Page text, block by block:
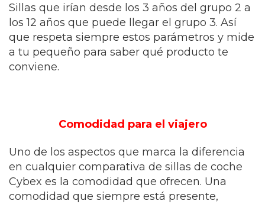
Sillas que irían desde los 3 años del grupo 2 a
los 12 años que puede llegar el grupo 3. Así
que respeta siempre estos parámetros y mide
a tu pequeño para saber qué producto te
conviene.
Comodidad para el viajero
Uno de los aspectos que marca la diferencia
en cualquier comparativa de sillas de coche
Cybex es la comodidad que ofrecen. Una
comodidad que siempre está presente,